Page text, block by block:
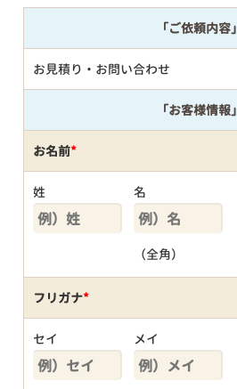
「ご依頼内容」
お見積り・お問い合わせ
「お客様情報」
お名前*
姓 名
（全角）
フリガナ*
セイ メイ